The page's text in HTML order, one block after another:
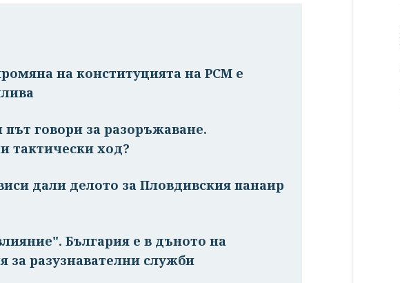
на конституцията на РСМ е
път говори за разоръжаване.
тактически ход?
дали делото за Пловдивския панаир
България е в дъното на
за разузнавателни служби